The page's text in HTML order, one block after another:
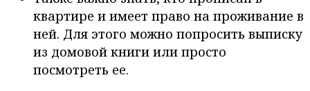
квартире и имеет право на проживание в
ней. Для этого можно попросить выписку
из домовой книги или просто
посмотреть ее.